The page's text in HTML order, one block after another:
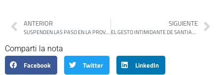
ANTERIOR
SUSPENDEN LAS PASO EN LA PROVINCIA Y CONFIRMAN QUE HABRÁ ELECCIONES GENERALES EL 7 DE SEPTIEMBRE
SIGUIENTE
EL GESTO INTIMIDANTE DE SANTIAGO CAPUTO CONTRA UN REPORTERO GRÁFICO
Comparti la nota
Facebook
Twitter LinkedIn